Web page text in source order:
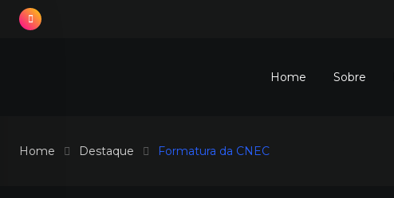
Skip
Home Sobre
Home Destaque Formatura da CNEC